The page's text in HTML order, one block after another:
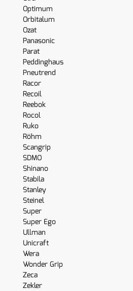
Optimum
Orbitalum
Ozat
Panasonic
Parat
Peddinghaus
Pneutrend
Racor
Recoil
Reebok
Rocol
Ruko
Röhm
Scangrip
SDMO
Shinano
Stabila
Stanley
Steinel
Super
Super Ego
Ullman
Unicraft
Wera
Wonder Grip
Zeca
Zekler